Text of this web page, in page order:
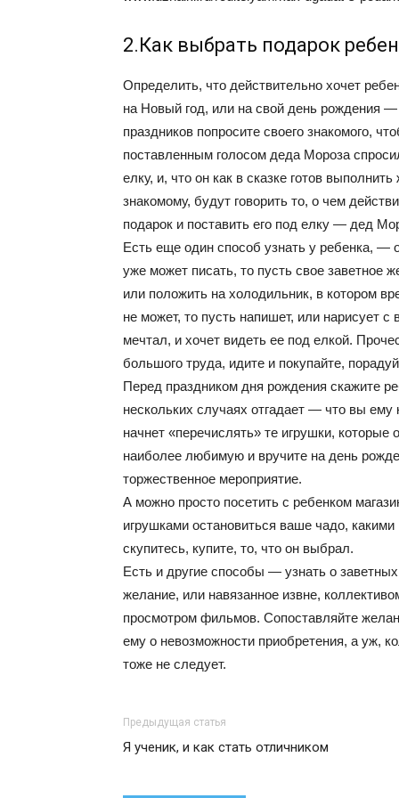
2.Как выбрать подарок
Определить, что действительно хочет
на Новый год, или на свой день рождения
праздников попросите своего знакомого,
поставленным голосом деда Мороза
елку, и, что он как в сказке готов
знакомому, будут говорить то, о чем
подарок и поставить его под елку — дед
Есть еще один способ узнать у ребенка, —
уже может писать, то пусть свое заветное
или положить на холодильник, в котором
не может, то пусть напишет, или нарисует
мечтал, и хочет видеть ее под елкой.
большого труда, идите и покупайте,
Перед праздником дня рождения скажите
нескольких случаях отгадает — что вы ему
начнет «перечислять» те игрушки,
наиболее любимую и вручите на день
торжественное мероприятие.
А можно просто посетить с ребенком
игрушками остановиться ваше чадо,
скупитесь, купите, то, что он выбрал.
Есть и другие способы — узнать о
желание, или навязанное извне,
просмотром фильмов. Сопоставляйте
ему о невозможности приобретения, а уж,
тоже не следует.
Предыдущая статья
Я ученик, и как стать отличником